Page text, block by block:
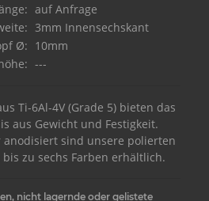
auf Anfrage
3mm Innensechskant
Ø: 10mm
---
Ti-6Al-4V (Grade 5) bieten das
aus Gewicht und Festigkeit.
anodisiert sind unsere polierten
zu sechs Farben erhältlich.
nicht lagernde oder gelistete